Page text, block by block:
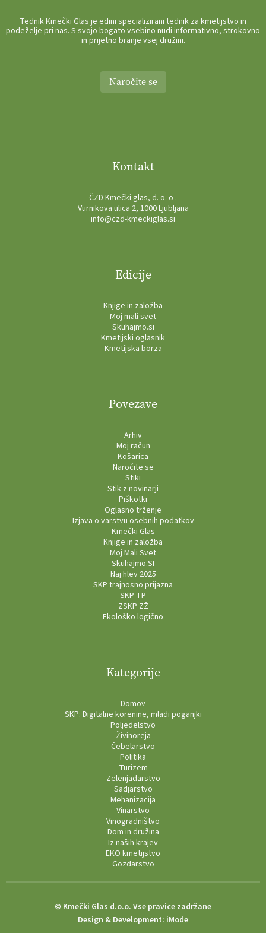
Tednik Kmečki Glas je edini specializirani tednik za kmetijstvo in
podeželje pri nas. S svojo bogato vsebino nudi informativno, strokovno
in prijetno branje vsej družini.
Naročite se
Kontakt
ČZD Kmečki glas, d. o. o .
Vurnikova ulica 2, 1000 Ljubljana
info@czd-kmeckiglas.si
Edicije
Knjige in založba
Moj mali svet
Skuhajmo.si
Kmetijski oglasnik
Kmetijska borza
Povezave
Arhiv
Moj račun
Košarica
Naročite se
Stiki
Stik z novinarji
Piškotki
Oglasno trženje
Izjava o varstvu osebnih podatkov
Kmečki Glas
Knjige in založba
Moj Mali Svet
Skuhajmo.SI
Naj hlev 2025
SKP trajnosno prijazna
SKP TP
ZSKP ZŽ
Ekološko logično
Kategorije
Domov
SKP: Digitalne korenine, mladi poganjki
Poljedelstvo
Živinoreja
Čebelarstvo
Politika
Turizem
Zelenjadarstvo
Sadjarstvo
Mehanizacija
Vinarstvo
Vinogradništvo
Dom in družina
Iz naših krajev
EKO kmetijstvo
Gozdarstvo
© Kmečki Glas d.o.o. Vse pravice zadržane
Design & Development: iMode